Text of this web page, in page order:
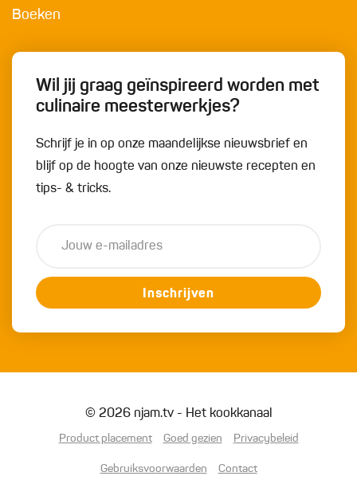
Boeken
Wil jij graag geïnspireerd worden met
culinaire meesterwerkjes?
Schrijf je in op onze maandelijkse nieuwsbrief en
blijf op de hoogte van onze nieuwste recepten en
tips- & tricks.
Inschrijven
© 2026 njam.tv - Het kookkanaal
Product placement Goed gezien Privacybeleid
Gebruiksvoorwaarden Contact